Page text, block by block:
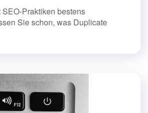
Praktiken bestens
Sie schon, was Duplicate